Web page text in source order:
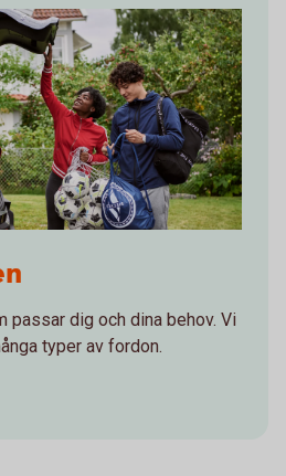
passar dig och dina behov. Vi
typer av fordon.